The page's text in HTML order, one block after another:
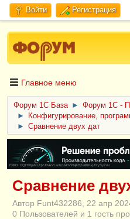
Войти Регистрация
Главное меню
Форум 1C База ►
Форум 1С -
►
Конфигурирование,
►
Сравнение двух дат
ERID: CQH36pWzJqVJD4xVLsnhcU4hVPNjkBZe8KKxjJiYySyZAz
Сравнение
Автор Funt432286, 22 апр
0 Пользователей и 1 гость